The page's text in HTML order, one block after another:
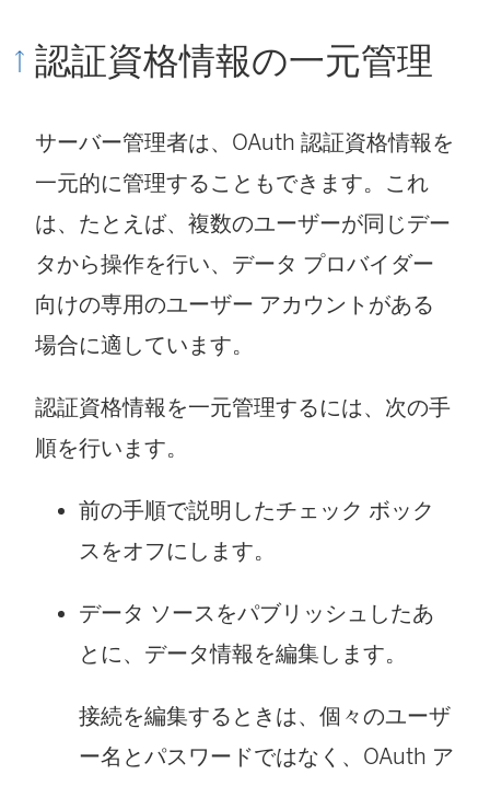
認証資格情報の一元管理
サーバー管理者は、OAuth 認証資格情報を
一元的に管理することもできます。これ
は、たとえば、複数のユーザーが同じデー
タから操作を行い、データ プロバイダー
向けの専用のユーザー アカウントがある
場合に適しています。
認証資格情報を一元管理するには、次の手
順を行います。
前の手順で説明したチェック ボック
スをオフにします。
データ ソースをパブリッシュしたあ
とに、データ情報を編集します。
接続を編集するときは、個々のユーザ
ー名とパスワードではなく、OAuth ア